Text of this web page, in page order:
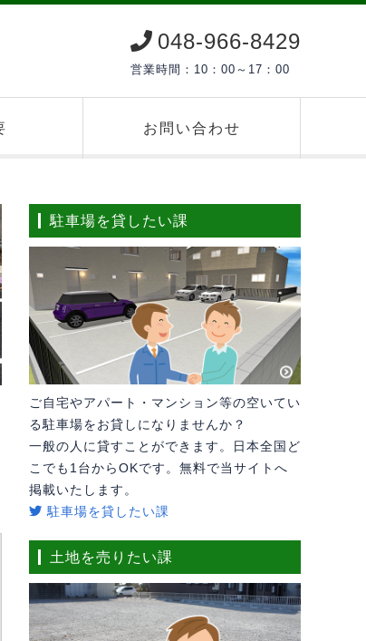
048-966-8429
営業時間：10：00～17：00
お問い合わせ
駐車場を貸したい課
ご自宅やアパート・マンション等の空いてい
る駐車場をお貸しになりませんか？
一般の人に貸すことができます。日本全国ど
こでも1台からOKです。無料で当サイトへ
掲載いたします。
駐車場を貸したい課
土地を売りたい課